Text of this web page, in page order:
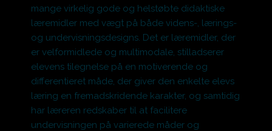
mange virkelig gode og helstøbte didaktiske
læremidler med vægt på både videns-, lærings-
og undervisningsdesigns. Det er læremidler, der
er velformidlede og multimodale, stilladserer
elevens tilegnelse på en motiverende og
differentieret måde, der giver den enkelte elevs
læring en fremadskridende karakter, og samtidig
har læreren redskaber til at facilitere
undervisningen på varierede måder og